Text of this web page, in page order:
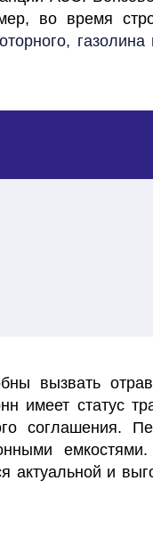
во время
газолина
вызвать
имеет статус
соглашения.
актуальной и